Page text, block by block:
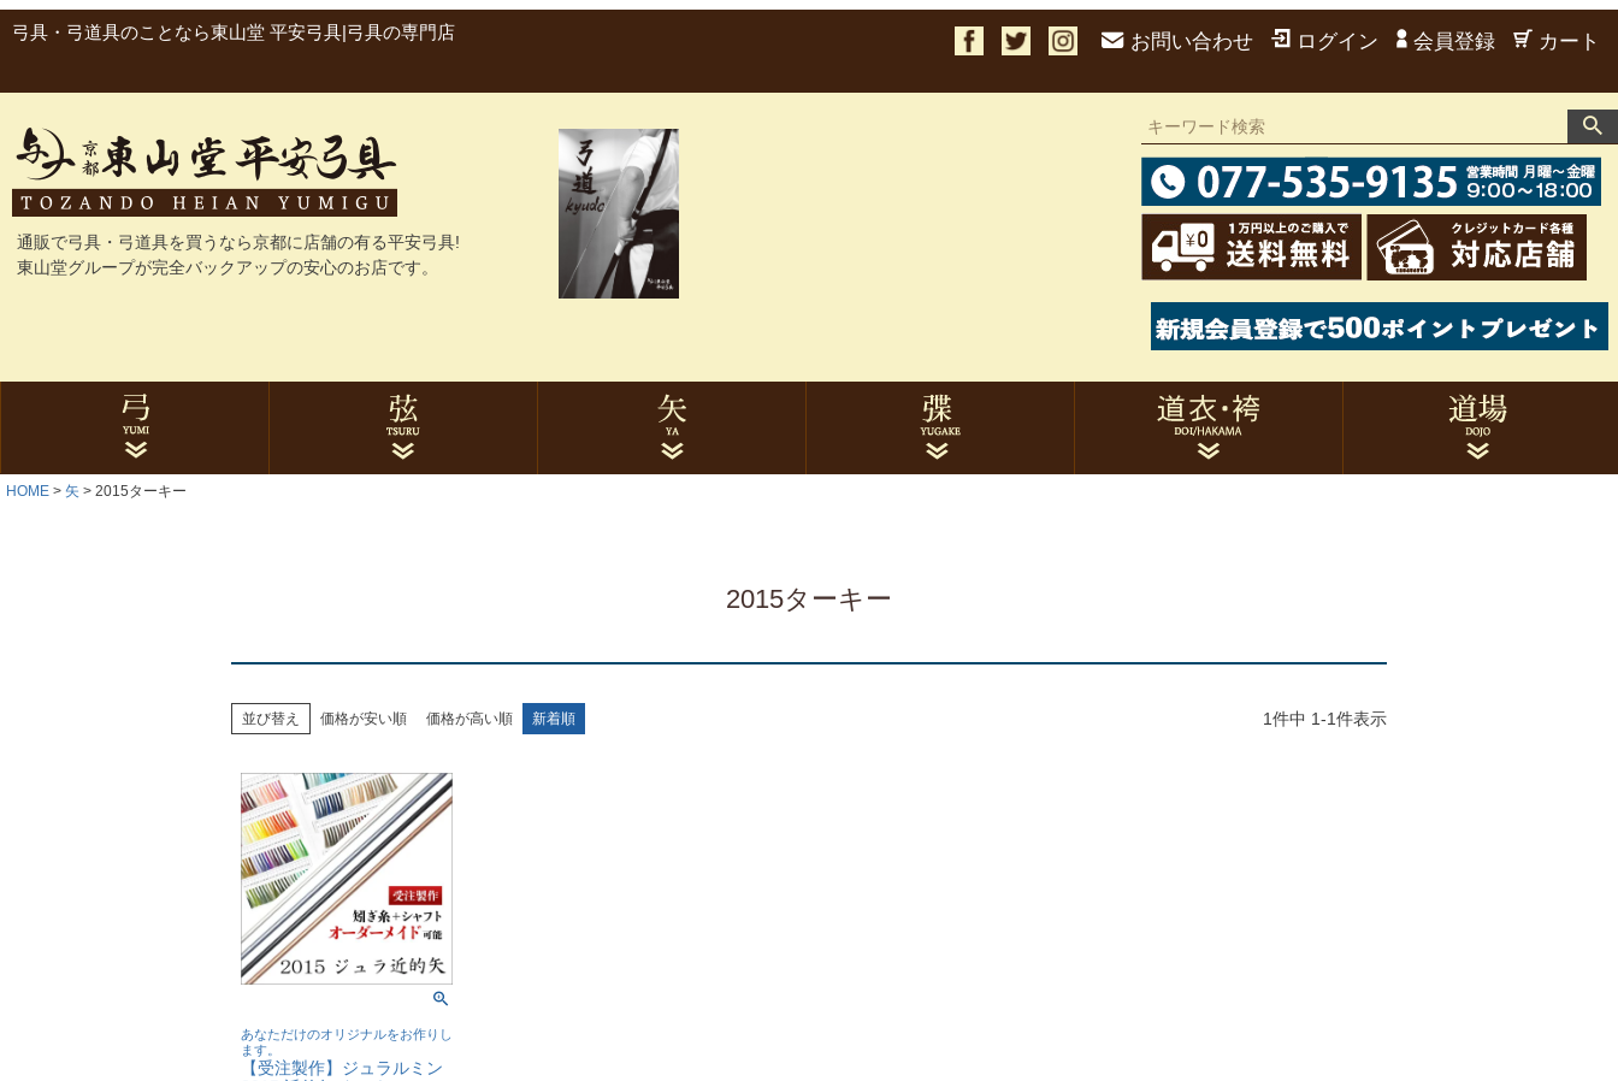
弓具・弓道具のことなら東山堂 平安弓具|弓具の専門店 お問い合わせ ログイン 会員登録 カート
通販で弓具・弓道具を買うなら京都に店舗の有る平安弓具!
東山堂グループが完全バックアップの安心のお店です。
グラス弓
カーボン弓
与一シリーズ
ゴム弓
にぎり革
弓袋・弓巻
石突
弓関連品
HOME 矢 2015ターキー
2015ターキー
並び替え 価格が安い順 価格が高い順 新着順 1件中 1-1件表示
あなただけのオリジナルをお作りし
ます。
【受注製作】ジュラルミン